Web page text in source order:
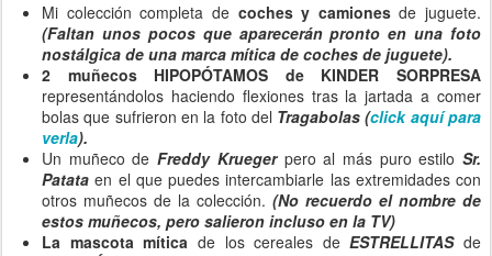
Mi colección completa de coches y camionesde juguete.
(Faltan unos pocos que aparecerán pronto en una foto
nostálgica de una marca mítica de coches de juguete).
2 muñecos HIPOPÓTAMOS de KINDER SORPRESA
representándolos haciendo flexiones tras la jartada a comer
bolas que sufrieron en la foto del Tragabolas(click aquí para
verla).
Un muñeco de Freddy Krueger pero al más puro estiloSr.
Patata en el que puedes intercambiarle las extremidades con
otros muñecos de la colección. (No recuerdo el nombre de
estos muñecos, pero salieron incluso en la TV)
La mascota mítica de los cereales deESTRELLITASde